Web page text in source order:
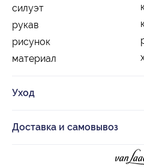
силуэт
рукав
рисунок
материал
Уход
Доставка и самовывоз